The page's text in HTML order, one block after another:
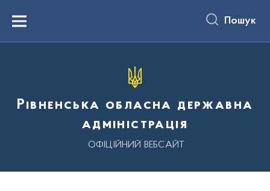
вмістуMenu Пошук
Рівненська обласна державна
адміністрація
ОФІЦІЙНИЙ ВЕБСАЙТ